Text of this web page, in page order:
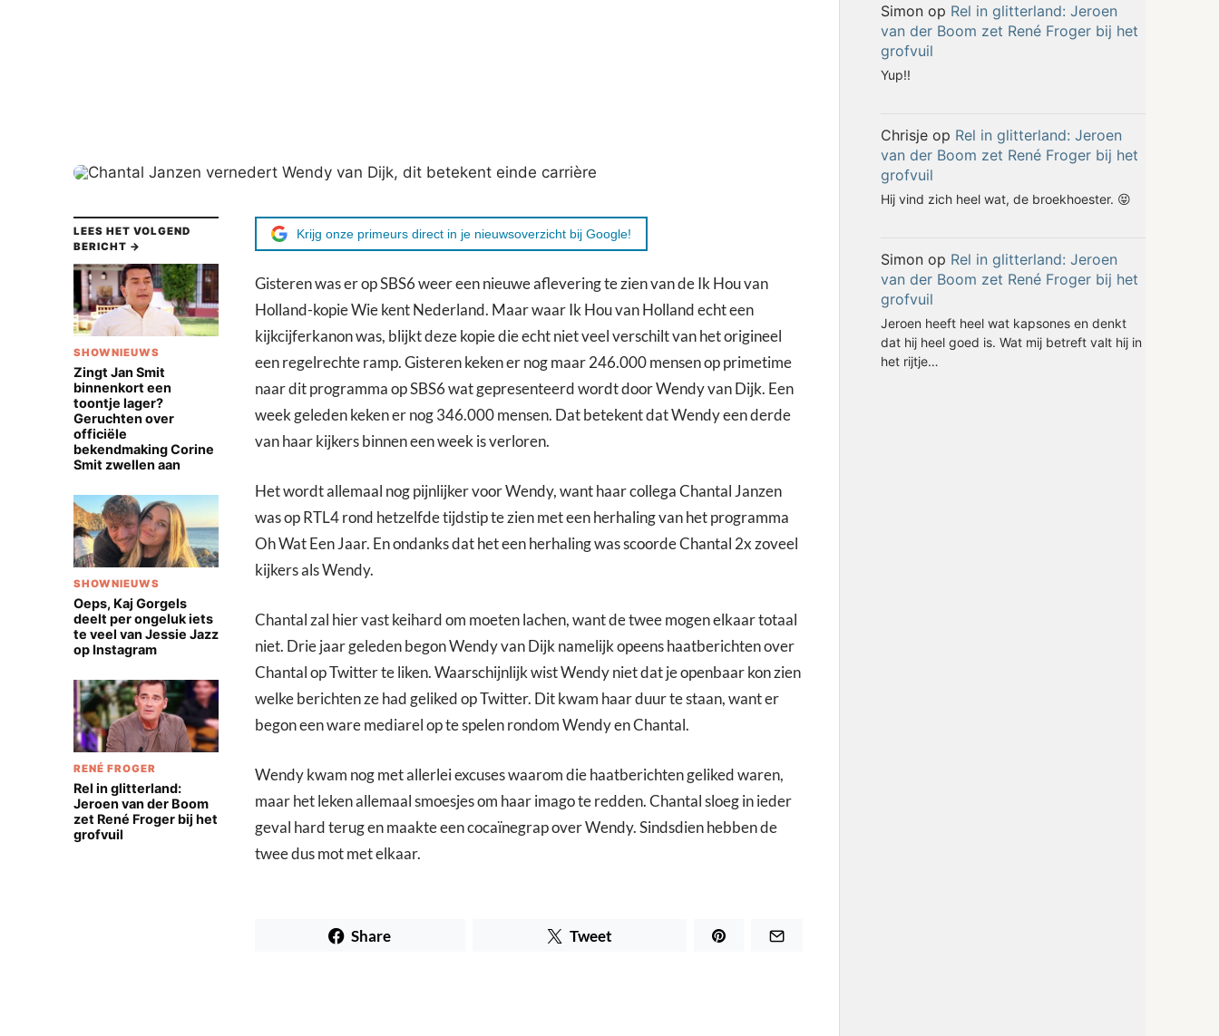
LEES HET VOLGEND
BERICHT →
SHOWNIEUWS
Zingt Jan Smit
binnenkort een
toontje lager?
Geruchten over
officiële
bekendmaking Corine
Smit zwellen aan
SHOWNIEUWS
Oeps, Kaj Gorgels
deelt per ongeluk iets
te veel van Jessie Jazz
op Instagram
RENÉ FROGER
Rel in glitterland:
Jeroen van der Boom
zet René Froger bij het
grofvuil
Krijg onze primeurs direct in je nieuwsoverzicht bij Google!
Gisteren was er op SBS6 weer een nieuwe aflevering te zien van de Ik Hou van
Holland-kopie Wie kent Nederland. Maar waar Ik Hou van Holland echt een
kijkcijferkanon was, blijkt deze kopie die echt niet veel verschilt van het origineel
een regelrechte ramp. Gisteren keken er nog maar 246.000 mensen op primetime
naar dit programma op SBS6 wat gepresenteerd wordt door Wendy van Dijk. Een
week geleden keken er nog 346.000 mensen. Dat betekent dat Wendy een derde
van haar kijkers binnen een week is verloren.
Het wordt allemaal nog pijnlijker voor Wendy, want haar collega Chantal Janzen
was op RTL4 rond hetzelfde tijdstip te zien met een herhaling van het programma
Oh Wat Een Jaar. En ondanks dat het een herhaling was scoorde Chantal 2x zoveel
kijkers als Wendy.
Chantal zal hier vast keihard om moeten lachen, want de twee mogen elkaar totaal
niet. Drie jaar geleden begon Wendy van Dijk namelijk opeens haatberichten over
Chantal op Twitter te liken. Waarschijnlijk wist Wendy niet dat je openbaar kon zien
welke berichten ze had geliked op Twitter. Dit kwam haar duur te staan, want er
begon een ware mediarel op te spelen rondom Wendy en Chantal.
Wendy kwam nog met allerlei excuses waarom die haatberichten geliked waren,
maar het leken allemaal smoesjes om haar imago te redden. Chantal sloeg in ieder
geval hard terug en maakte eencocaïnegrap over Wendy. Sindsdien hebben de
twee dus mot met elkaar.
Share Tweet
Simonop Rel in glitterland: Jeroen
van der Boom zet René Froger bij het
grofvuil
Yup!!
Chrisjeop Rel in glitterland: Jeroen
van der Boom zet René Froger bij het
grofvuil
Hij vind zich heel wat, de broekhoester. 😝
Simonop Rel in glitterland: Jeroen
van der Boom zet René Froger bij het
grofvuil
Jeroen heeft heel wat kapsones en denkt
dat hij heel goed is. Wat mij betreft valt hij in
het rijtje…